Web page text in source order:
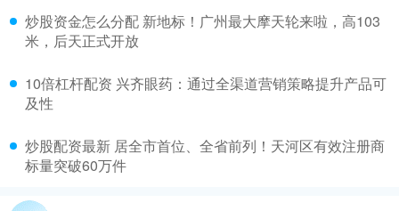
​炒股资金怎么分配 新地标！广州最大摩天轮来啦，高103
米，后天正式开放
​10倍杠杆配资 兴齐眼药：通过全渠道营销策略提升产品可
及性
​炒股配资最新 居全市首位、全省前列！天河区有效注册商
标量突破60万件